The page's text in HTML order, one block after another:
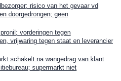
risico van het gevaar vd
doorgedrongen; geen
vorderingen tegen
vrijwaring tegen staat en leverancier
schakelt na wangedrag van klant
supermarkt niet